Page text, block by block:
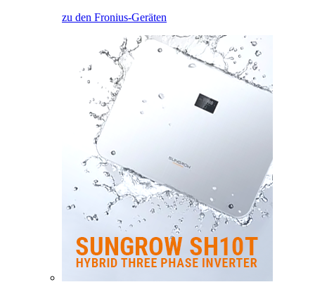
zu den Fronius-Geräten